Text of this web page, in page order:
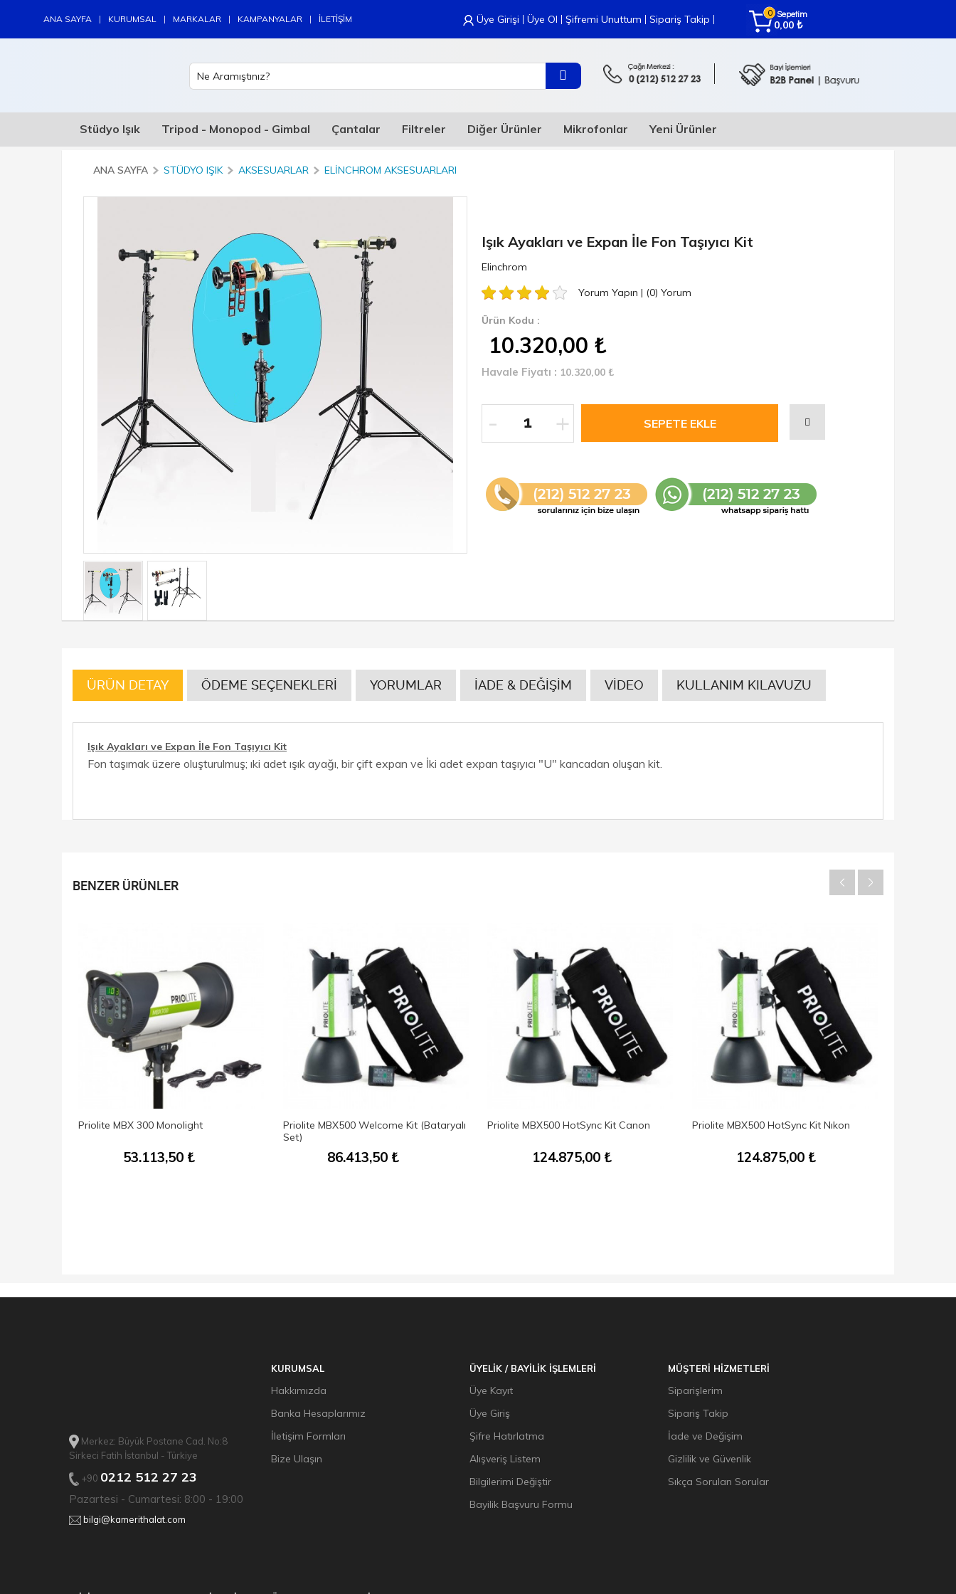
ANA SAYFA | KURUMSAL | MARKALAR | KAMPANYALAR | İLETİŞİM Üye Girişi | Üye Ol | Şifremi Unuttum | Sipariş Takip | 0 Sepetim
0,00 ₺
Stüdyo Işık Tripod - Monopod - Gimbal Çantalar Filtreler Diğer Ürünler Mikrofonlar Yeni Ürünler
ANA SAYFA STÜDYO IŞIK AKSESUARLAR ELINCHROM AKSESUARLARI
Işık Ayakları ve Expan İle Fon Taşıyıcı Kit
Elinchrom
Yorum Yapın | (0) Yorum
Ürün Kodu :
10.320,00 ₺
Havale Fiyatı : 10.320,00 ₺
+
-
ÜRÜN DETAY ÖDEME SEÇENEKLERİ YORUMLAR İADE & DEĞİŞİM VİDEO KULLANIM KILAVUZU
Işık Ayakları ve Expan İle Fon Taşıyıcı Kit
Fon taşımak üzere oluşturulmuş; ıki adet ışık ayağı, bir çift expan ve İki adet expan taşıyıcı "U" kancadan oluşan kit.
BENZER ÜRÜNLER
Priolite MBX 300 Monolight
53.113,50₺
Priolite MBX500 Welcome Kit (Bataryalı
Set)
86.413,50 ₺
Priolite MBX500 HotSync Kit Canon
124.875,00₺
Priolite MBX500 HotSync Kit Nıkon
124.875,00 ₺
Merkez: Büyük Postane Cad. No:8
Sirkeci Fatih İstanbul - Türkiye
+90 0212 512 27 23
Pazartesi - Cumartesi: 8:00 - 19:00
bilgi@kamerithalat.com
KURUMSAL
Hakkımızda
Banka Hesaplarımız
İletişim Formları
Bize Ulaşın
ÜYELİK / BAYİLİK İŞLEMLERİ
Üye Kayıt
Üye Giriş
Şifre Hatırlatma
Alışveriş Listem
Bilgilerimi Değiştir
Bayilik Başvuru Formu
MÜŞTERİ HİZMETLERİ
Siparişlerim
Sipariş Takip
İade ve Değişim
Gizlilik ve Güvenlik
Sıkça Sorulan Sorular